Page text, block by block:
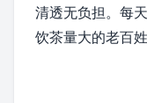
清透无负担。每
饮茶量大的老百姓